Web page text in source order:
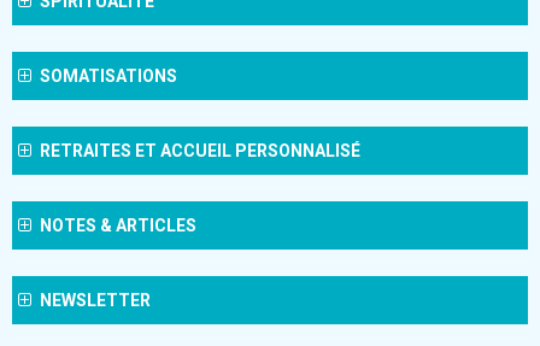
SOMATISATIONS
RETRAITES ET ACCUEIL PERSONNALISÉ
NOTES & ARTICLES
NEWSLETTER